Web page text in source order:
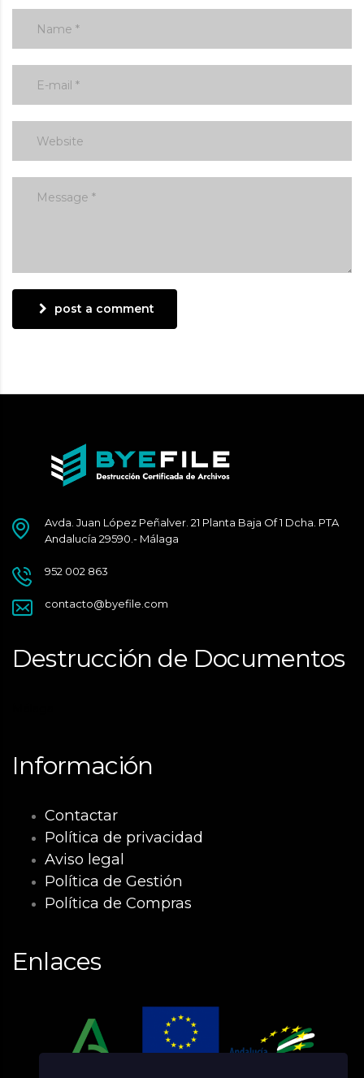
post a comment
Avda. Juan López Peñalver. 21 Planta Baja Of 1 Dcha. PTA
Andalucía 29590.- Málaga
952 002 863
contacto@byefile.com
Destrucción de Documentos
Información
Contactar
Política de privacidad
Aviso legal
Política de Gestión
Política de Compras
Enlaces